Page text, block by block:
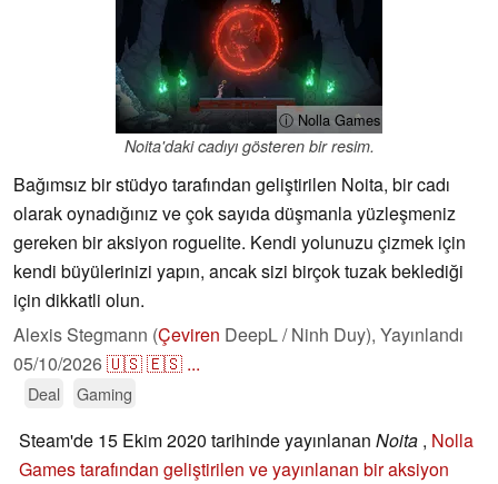
ⓘ Nolla Games
Noita'daki cadıyı gösteren bir resim.
Bağımsız bir stüdyo tarafından geliştirilen Noita, bir cadı
olarak oynadığınız ve çok sayıda düşmanla yüzleşmeniz
gereken bir aksiyon roguelite. Kendi yolunuzu çizmek için
kendi büyülerinizi yapın, ancak sizi birçok tuzak beklediği
için dikkatli olun.
Alexis Stegmann (Çeviren DeepL / Ninh Duy), Yayınlandı
05/10/2026🇺🇸🇪🇸 ...
Deal Gaming
Steam'de 15 Ekim 2020 tarihinde yayınlanan Noita , Nolla
Games tarafından geliştirilen ve yayınlanan bir aksiyon